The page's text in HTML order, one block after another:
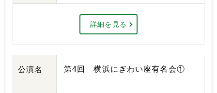
詳細を見る
公演名 第4回 横浜にぎわい座有名会①